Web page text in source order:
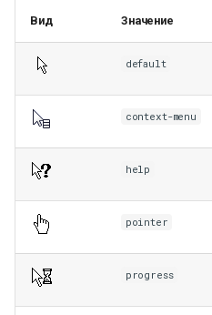
Вид Значение
default
context-menu
help
pointer
progress